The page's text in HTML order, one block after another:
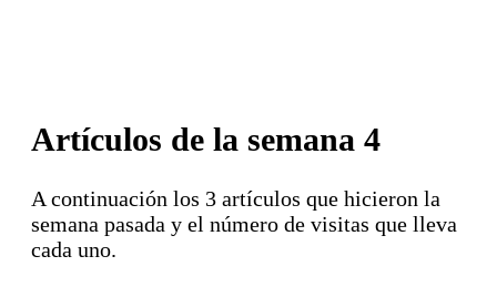
Artículos de la semana 4
A continuación los 3 artículos que hicieron la
semana pasada y el número de visitas que lleva
cada uno.